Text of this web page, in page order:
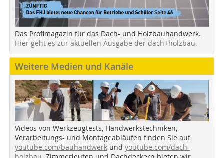
Das Profimagazin für das Dach- und Holzbauhandwerk.
Hier geht es zur aktuellen Ausgabe der dach+holzbau.
Weitere Medien und Kanäle
Videos von Werkzeugtests, Handwerkstechniken,
Verarbeitungs- und Montageabläufen finden Sie auf
youtube.com/bauhandwerk und youtube.com/dach-